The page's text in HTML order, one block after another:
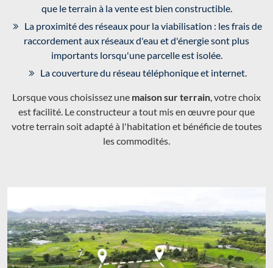
que le terrain à la vente est bien constructible.
La proximité des réseaux pour la viabilisation : les frais de
raccordement aux réseaux d'eau et d'énergie sont plus
importants lorsqu'une parcelle est isolée.
La couverture du réseau téléphonique et internet.
Lorsque vous choisissez une maison sur terrain , votre choix
est facilité. Le constructeur a tout mis en œuvre pour que
votre terrain soit adapté à l'habitation et bénéficie de toutes
les commodités.